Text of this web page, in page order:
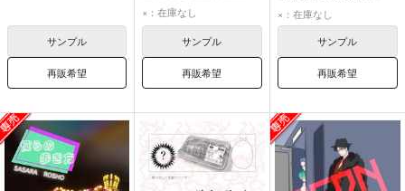
サンプル
再販希望
白膠木簓
×：在庫なし
サンプル
再販希望
白膠木簓
×：在庫なし
サンプル
再販希望